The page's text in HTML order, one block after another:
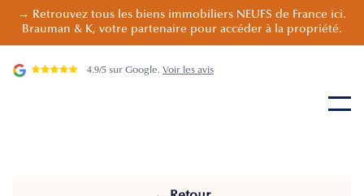
→ Retrouvez tous les biens immobiliers NEUFS de France ici.
Brauman & K, votre partenaire pour accéder à la propriété.
4.9/5 sur Google. Voir les avis